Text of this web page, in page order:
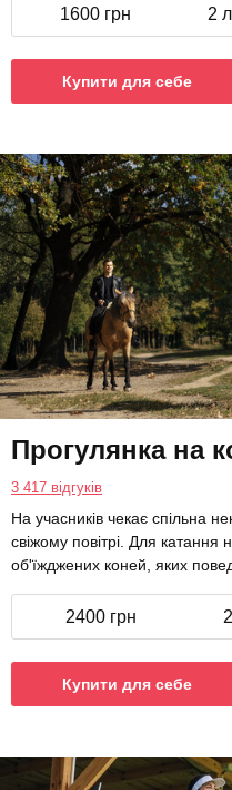
1600 грн 2
Купити для себе
Прогулянка на
3 417 відгуків
На учасників чекає спільна
свіжому повітрі. Для катання
об'їжджених коней, яких
2400 грн
Купити для себе